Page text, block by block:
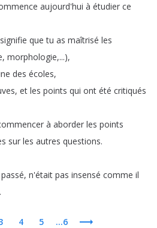
aujourd'hui à étudier ce
signifie que tu as maîtrisé les
, morphologie,...),
des écoles,
, et les points qui ont été critiqués
à aborder les points
sur les autres questions.
passé, n'était pas insensé comme il
.
4 5 ...6